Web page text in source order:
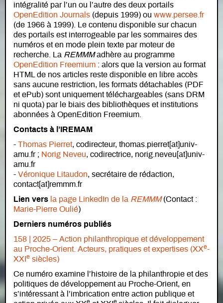
intégralité par l’un ou l’autre des deux portails
OpenEdition Journals (depuis 1999) ou www.persee.fr
(de 1966 à 1999). Le contenu disponible sur chacun
des portails est interrogeable par les sommaires des
numéros et en mode plein texte par moteur de
recherche. La REMMMadhère au programme
OpenEdition Freemium : alors que la version au format
HTML de nos articles reste disponible en libre accès
sans aucune restriction, les formats détachables (PDF
et ePub) sont uniquement téléchargeables (sans DRM
ni quota) par le biais des bibliothèques et institutions
abonnées à OpenEdition Freemium.
Contacts à l’IREMAM
- Thomas Pierret, codirecteur, thomas.pierret[at]univ-
amu.fr ; Norig Neveu, codirectrice, norig.neveu[at]univ-
amu.fr
- Véronique Litaudon, secrétaire de rédaction,
contact[at]remmm.fr
Lien vers la page LinkedIn de la REMMM(Contact :
Marie-Pierre Oulié)
Derniers numéros publiés
158 | 2025 – Action philanthropique et développement
au Proche-Orient. Acteurs, pratiques et expertises (XXe-
XXI e siècles)
Ce numéro examine l’histoire de la philanthropie et des
politiques de développement au Proche-Orient, en
s’intéressant à l’imbrication entre action publique et
e e